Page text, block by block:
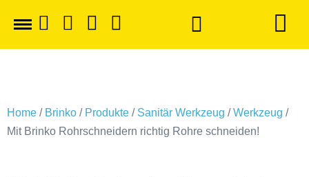
Home / Brinko / Produkte / Sanitär Werkzeug /Werkzeug /
Mit Brinko Rohrschneidern richtig Rohre schneiden!